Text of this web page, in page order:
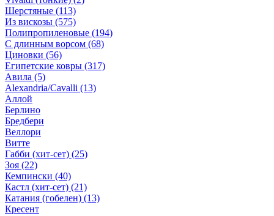
Шерстяные (113)
Из вискозы (575)
Полипропиленовые (194)
С длинным ворсом (68)
Циновки (56)
Египетские ковры (317)
Авила (5)
Alexandria/Cavalli (13)
Аллой
Берлино
Бредбери
Веллори
Витте
Габби (хит-сет) (25)
Зоя (22)
Кемпински (40)
Кастл (хит-сет) (21)
Катания (гобелен) (13)
Кресент